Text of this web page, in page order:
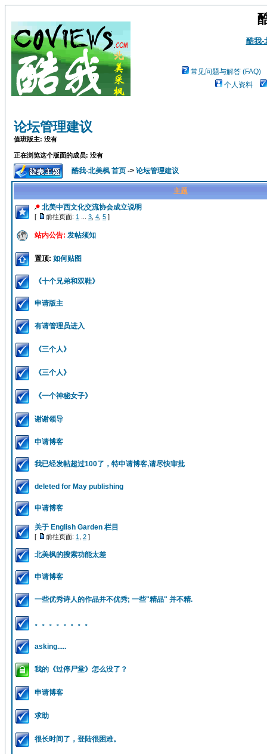
酷我-
常见问题与解答 (FAQ)
个人资料
论坛管理建议
值班版主: 没有
正在浏览这个版面的成员: 没有
酷我-北美枫 首页 -> 论坛管理建议
主题
北美中西文化交流协会成立说明
[ 前往页面: 1 3 4 5 ]
站内公告: 发帖须知
置顶: 如何贴图
《十个兄弟和双鞋》
申请版主
有请管理员进入
《三个人》
《三个人》
《一个神秘女子》
谢谢领导
申请博客
我已经发帖超过100了，特申请博客,请尽快审批
deleted for May publishing
申请博客
关于 English Garden 栏目
[ 前往页面: 1 2 ]
北美枫的搜索功能太差
申请博客
一些优秀诗人的作品并不优秀; 一些"精品" 并不精.
。。。。。。。。
asking.....
我的《过停尸堂》怎么没了？
申请博客
求助
很长时间了，登陆很困难。